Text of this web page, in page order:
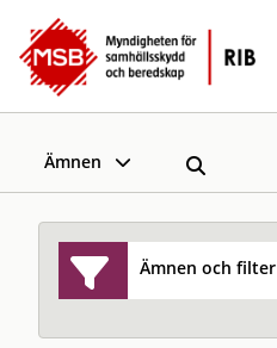
Ämnen
Ämnen och filter